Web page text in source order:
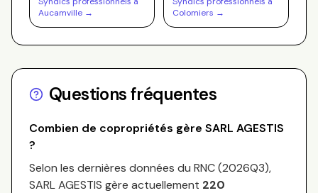
Aucamville →
Colomiers →
Questions fréquentes
Combien de copropriétés gère SARL AGESTIS
?
Selon les dernières données du RNC (2026Q3),
SARL AGESTIS gère actuellement 220